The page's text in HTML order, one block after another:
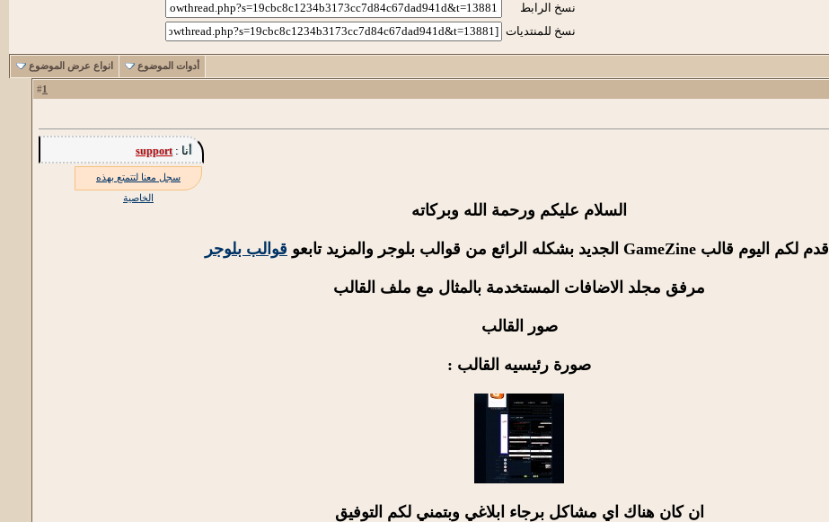
نسخ الرابط
نسخ للمنتديات
أدوات الموضوع انواع عرض الموضوع
1
أنا :support
سجل معنا لتتمتع بهذه
الخاصية
السلام عليكم ورحمة الله وبركاته
اقدم لكم اليوم قالب GameZine الجديد بشكله الرائع من قوالب بلوجر والمزيد تابعو قوالب بلوجر
مرفق مجلد الاضافات المستخدمة بالمثال مع ملف القالب
صور القالب
صورة رئيسيه القالب :
ان كان هناك اي مشاكل برجاء ابلاغي وبتمني لكم التوفيق